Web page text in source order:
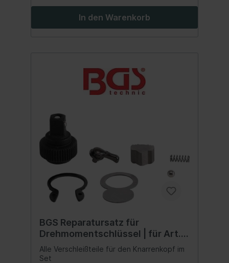
In den Warenkorb
BGS Reparatursatz für
Drehmomentschlüssel | für Art.
2803
Alle Verschleißteile für den Knarrenkopf im
Set